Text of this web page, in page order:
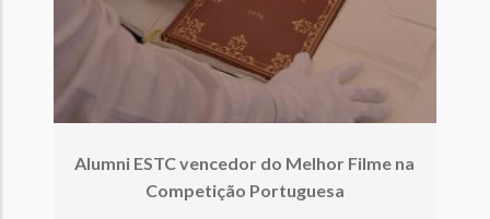
Alumni ESTC vencedor do Melhor Filme na
Competição Portuguesa